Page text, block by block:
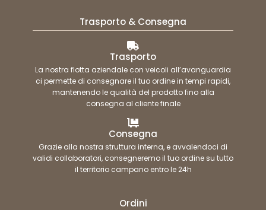
Trasporto & Consegna
Trasporto
La nostra flotta aziendale con veicoli all’avanguardia
ci permette di consegnare il tuo ordine in tempi rapidi,
mantenendo le qualità del prodotto fino alla
consegna al cliente finale
Consegna
Grazie alla nostra struttura interna, e avvalendoci di
validi collaboratori, consegneremo il tuo ordine su tutto
il territorio campano entro le 24h
Ordini